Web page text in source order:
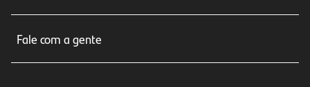
Seguros
Crédito e Financiamentos
Fale com a gente